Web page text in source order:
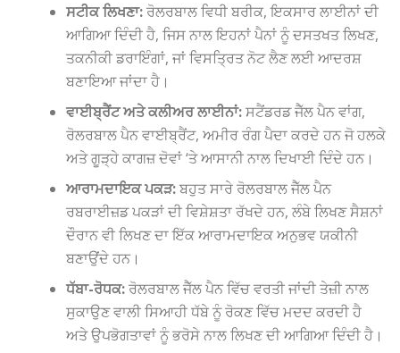
ਸਟੀਕ ਲਿਖਣਾ:ਰੋਲਰਬਾਲ ਵਿਧੀ ਬਰੀਕ, ਇਕਸਾਰ ਲਾਈਨਾਂ ਦੀ
ਆਗਿਆ ਦਿੰਦੀ ਹੈ, ਜਿਸ ਨਾਲ ਇਹਨਾਂ ਪੈਨਾਂ ਨੂੰ ਦਸਤਖਤ ਲਿਖਣ,
ਤਕਨੀਕੀ ਡਰਾਇੰਗਾਂ, ਜਾਂ ਵਿਸਤ੍ਰਿਤ ਨੋਟ ਲੈਣ ਲਈ ਆਦਰਸ਼
ਬਣਾਇਆ ਜਾਂਦਾ ਹੈ।
ਵਾਈਬ੍ਰੈਂਟ ਅਤੇ ਕਲੀਅਰ ਲਾਈਨਾਂ:ਸਟੈਂਡਰਡ ਜੈੱਲ ਪੈਨ ਵਾਂਗ,
ਰੋਲਰਬਾਲ ਪੈਨ ਵਾਈਬ੍ਰੈਂਟ, ਅਮੀਰ ਰੰਗ ਪੈਦਾ ਕਰਦੇ ਹਨ ਜੋ ਹਲਕੇ
ਅਤੇ ਗੂੜ੍ਹੇ ਕਾਗਜ਼ ਦੋਵਾਂ ‘ਤੇ ਆਸਾਨੀ ਨਾਲ ਦਿਖਾਈ ਦਿੰਦੇ ਹਨ।
ਆਰਾਮਦਾਇਕ ਪਕੜ:ਬਹੁਤ ਸਾਰੇ ਰੋਲਰਬਾਲ ਜੈੱਲ ਪੈਨ
ਰਬਰਾਈਜ਼ਡ ਪਕੜਾਂ ਦੀ ਵਿਸ਼ੇਸ਼ਤਾ ਰੱਖਦੇ ਹਨ, ਲੰਬੇ ਲਿਖਣ ਸੈਸ਼ਨਾਂ
ਦੌਰਾਨ ਵੀ ਲਿਖਣ ਦਾ ਇੱਕ ਆਰਾਮਦਾਇਕ ਅਨੁਭਵ ਯਕੀਨੀ
ਬਣਾਉਂਦੇ ਹਨ।
ਧੱਬਾ-ਰੋਧਕ:ਰੋਲਰਬਾਲ ਜੈੱਲ ਪੈਨ ਵਿੱਚ ਵਰਤੀ ਜਾਂਦੀ ਤੇਜ਼ੀ ਨਾਲ
ਸੁਕਾਉਣ ਵਾਲੀ ਸਿਆਹੀ ਧੱਬੇ ਨੂੰ ਰੋਕਣ ਵਿੱਚ ਮਦਦ ਕਰਦੀ ਹੈ
ਅਤੇ ਉਪਭੋਗਤਾਵਾਂ ਨੂੰ ਭਰੋਸੇ ਨਾਲ ਲਿਖਣ ਦੀ ਆਗਿਆ ਦਿੰਦੀ ਹੈ।